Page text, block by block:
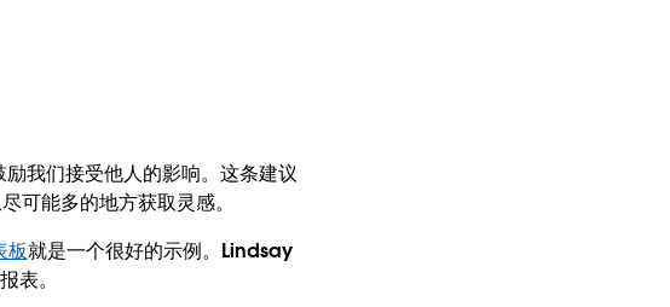
我们接受他人的影响。这条建议
可能多的地方获取灵感。
板就是一个很好的示例。Lindsay
表。